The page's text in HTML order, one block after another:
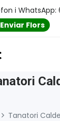
i WhatsApp:
Enviar Flors
Tanatori